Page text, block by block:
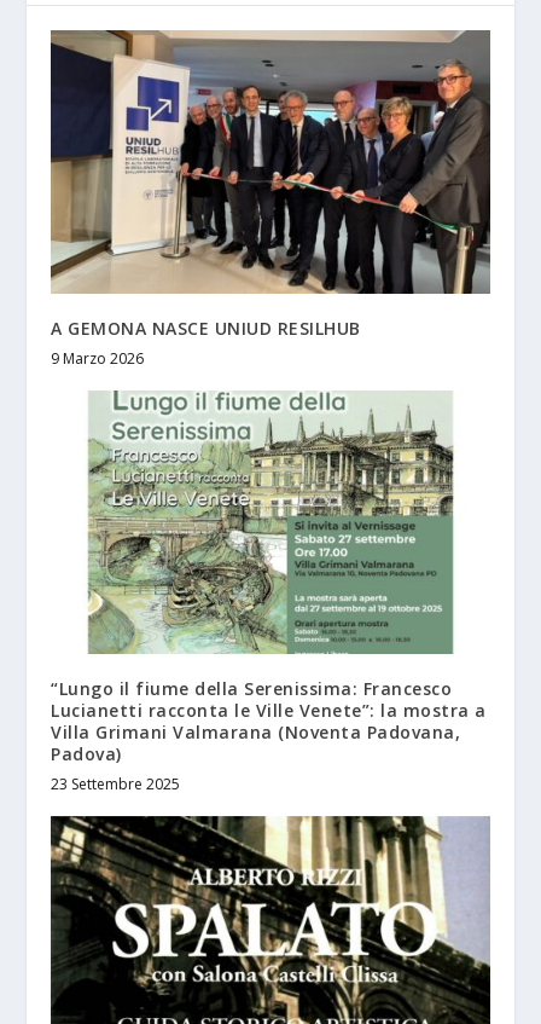
A GEMONA NASCE UNIUD RESILHUB
9 Marzo 2026
“Lungo il fiume della Serenissima: Francesco
Lucianetti racconta le Ville Venete”: la mostra a
Villa Grimani Valmarana (Noventa Padovana,
Padova)
23 Settembre 2025